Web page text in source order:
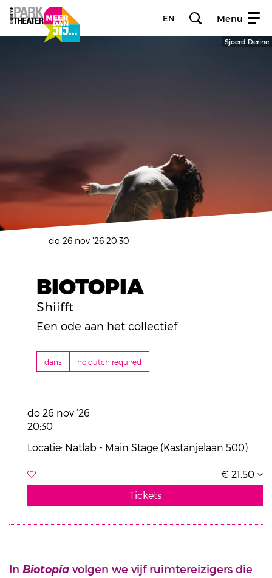
EN Menu
Sjoerd Derine
BIOTOPIA
Shiifft
do 26 nov ’26 20:30
Een ode aan het collectief
dans no dutch required
do 26 nov ’26
20:30
Locatie: Natlab - Main Stage (Kastanjelaan 500)
€ 21,50
Tickets
In Biotopia volgen we vijf ruimtereizigers die